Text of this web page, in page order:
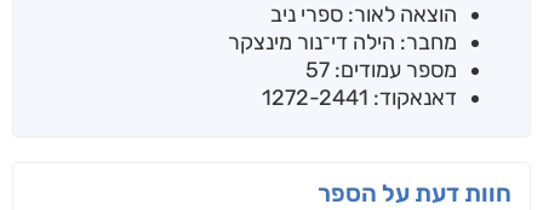
הוצאה לאור: ספרי ניב
מחבר: הילה די־נור מינצקר
מספר עמודים: 57
דאנאקוד: 1272-2441
חוות דעת על הספר